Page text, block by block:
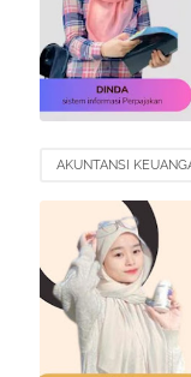
AKUNTANSI